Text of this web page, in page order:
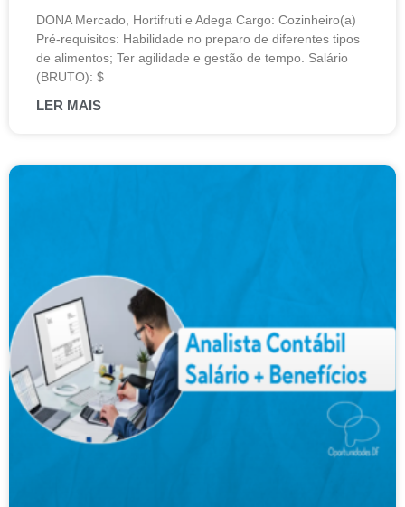
DONA Mercado, Hortifruti e Adega Cargo: Cozinheiro(a)
Pré-requisitos: Habilidade no preparo de diferentes tipos
de alimentos; Ter agilidade e gestão de tempo. Salário
(BRUTO): $
LER MAIS